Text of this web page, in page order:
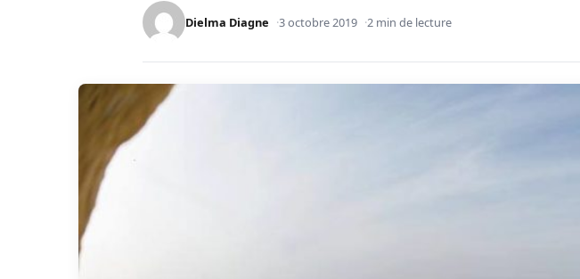
Dielma Diagne 3 octobre 2019 2 min de lecture